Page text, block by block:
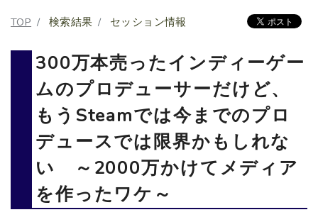
TOP 検索結果 セッション情報
300万本売ったインディーゲー
ムのプロデューサーだけど、
もうSteamでは今までのプロ
デュースでは限界かもしれな
い ～2000万かけてメディア
を作ったワケ～